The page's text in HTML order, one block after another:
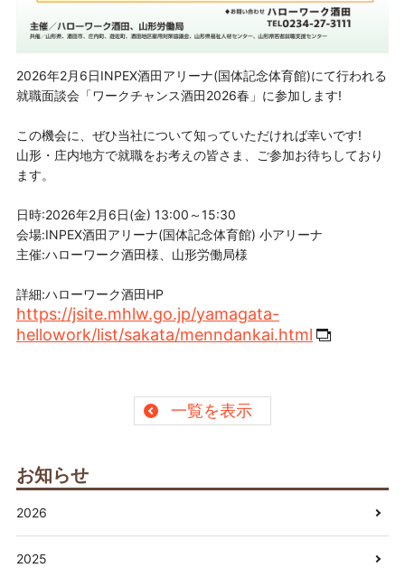
2026年2月6日INPEX酒田アリーナ(国体記念体育館)にて行われる
就職面談会「ワークチャンス酒田2026春」に参加します!
この機会に、ぜひ当社について知っていただければ幸いです!
山形・庄内地方で就職をお考えの皆さま、ご参加お待ちしており
ます。
日時:2026年2月6日(金) 13:00～15:30
会場:INPEX酒田アリーナ(国体記念体育館) 小アリーナ
主催:ハローワーク酒田様、山形労働局様
詳細:ハローワーク酒田HP
https://jsite.mhlw.go.jp/yamagata-
hellowork/list/sakata/menndankai.html
一覧を表示
お知らせ
2026
2025